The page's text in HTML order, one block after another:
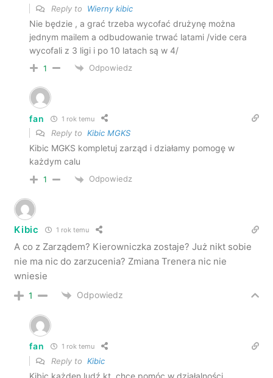
Reply to Wierny kibic
Nie będzie , a grać trzeba wycofać drużynę można
jednym mailem a odbudowanie trwać latami /vide cera
wycofali z 3 ligi i po 10 latach są w 4/
1 Odpowiedz
fan 1 rok temu
Reply toKibic MGKS
Kibic MGKS kompletuj zarząd i działamy pomogę w
każdym calu
1 Odpowiedz
Kibic 1 rok temu
A co z Zarządem? Kierowniczka zostaje? Już nikt sobie
nie ma nic do zarzucenia? Zmiana Trenera nic nie
wniesie
1 Odpowiedz
fan 1 rok temu
Reply toKibic
Kibic każden ludź kt. chce pomóc w działalności